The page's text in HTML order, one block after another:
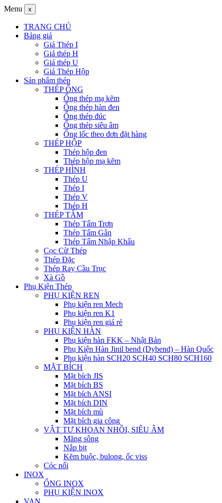
Menu x
TRANG CHỦ
Bảng giá
Giá Thép I
Giá thép H
Giá thép U
Giá Thép Hộp
Sản phẩm thép
THÉP ỐNG
Ống thép mạ kẽm
Ống thép hàn đen
Ống thép đúc
Ống thép siêu âm
Ống lốc theo đơn đặt hàng
THÉP HỘP
Thép hộp đen
Thép hộp mạ kẽm
THÉP HÌNH
Thép U
Thép I
Thép V
Thép H
THÉP TẤM
Thép Tấm Trơn
Thép Tấm Gân
Thép Tấm Nhập Khẩu
Cọc Cừ Thép
Thép Đặc
Thép Ray Cầu Trục
Xà Gồ
Phụ Kiện Thép
PHỤ KIỆN REN
Phụ kiện ren Mech
Phụ kiện ren K1
Phụ kiện ren giá rẻ
PHỤ KIỆN HÀN
Phụ kiện hàn FKK – Nhật Bản
Phụ Kiện Hàn Jinil bend (Dybend) – Hàn Quốc
Phụ kiện hàn SCH20 SCH40 SCH80 SCH160
MẶT BÍCH
Mặt bích JIS
Mặt bích BS
Mặt bích ANSI
Mặt bích DIN
Mặt bích mù
Mặt bích gia công
VẬT TƯ KHOAN NHỒI, SIÊU ÂM
Măng sông
Nắp bịt
Kẽm buộc, bulong, ốc viss
Cóc nối
INOX
ỐNG INOX
PHỤ KIỆN INOX
VAN